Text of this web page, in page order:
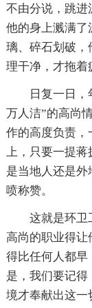
不由分说，跳进
他的身上溅满了
璃、碎石划破，
理干净，才拖
日复一日，年
万人洁”的高尚
作的高度负责，
上，只要一提蒋
是当地人还是
喷称赞。
这就是环卫工
高尚的职业得
得比任何人都早
是，我们要记
境才奉献出这一